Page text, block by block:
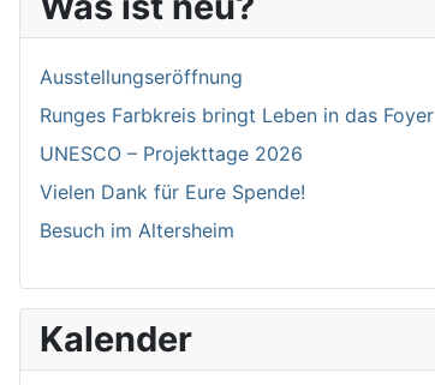
Ausstellungseröffnung
Runges Farbkreis bringt Leben in das Foyer
UNESCO – Projekttage 2026
Vielen Dank für Eure Spende!
Besuch im Altersheim
Kalender